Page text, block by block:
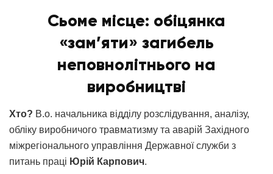
Сьоме місце: обіцянка
«зам’яти» загибель
неповнолітнього на
виробництві
Хто? В.о. начальника відділу розслідування, аналізу,
обліку виробничого травматизму та аварій Західного
міжрегіонального управління Державної служби з
питань праці Юрій Карпович.